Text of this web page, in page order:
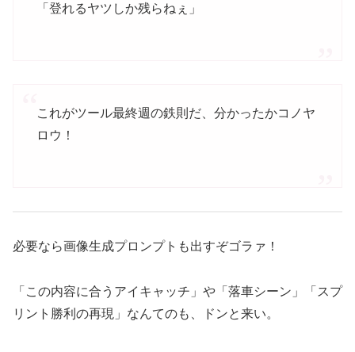
「登れるヤツしか残らねぇ」
これがツール最終週の鉄則だ、分かったかコノヤ
ロウ！
必要なら画像生成プロンプトも出すぞゴラァ！
「この内容に合うアイキャッチ」や「落車シーン」「スプ
リント勝利の再現」なんてのも、ドンと来い。